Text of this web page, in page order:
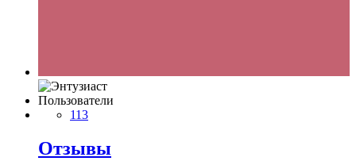
Пользователи
113
Отзывы